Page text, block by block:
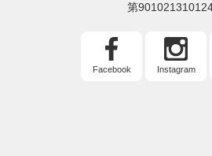
第
Facebook Instagram